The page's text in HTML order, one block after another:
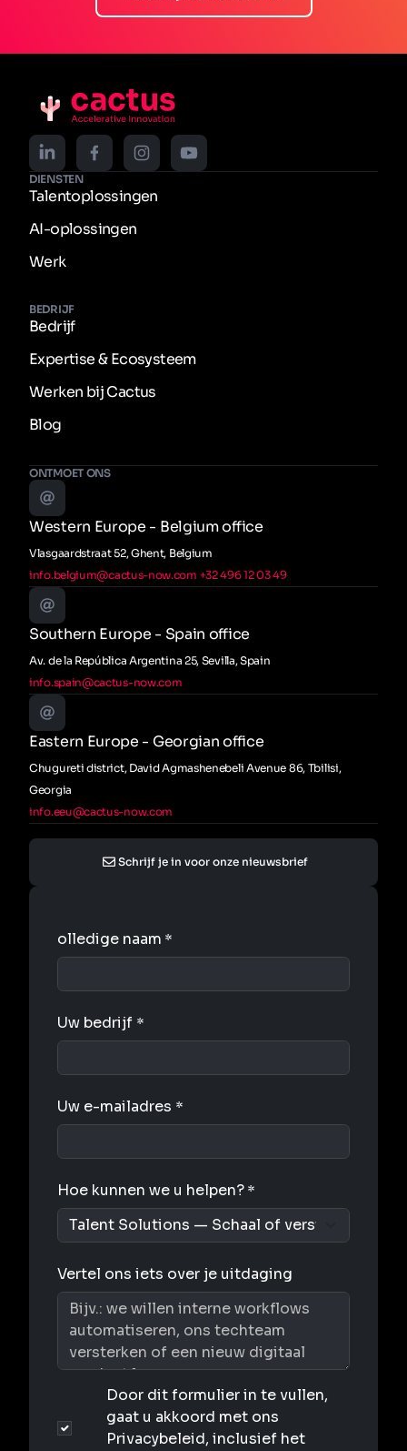
DIENSTEN
Talentoplossingen
AI-oplossingen
Werk
BEDRIJF
Bedrijf
Expertise & Ecosysteem
Werken bij Cactus
Blog
ONTMOET ONS
Western Europe - Belgium office
Vlasgaardstraat 52, Ghent, Belgium
info.belgium@cactus-now.com +32 496 12 03 49
Southern Europe - Spain office
Av. de la República Argentina 25, Sevilla, Spain
info.spain@cactus-now.com
Eastern Europe - Georgian office
Chugureti district, David Agmashenebeli Avenue 86, Tbilisi,
Georgia
info.eeu@cactus-now.com
Schrijf je in voor onze nieuwsbrief